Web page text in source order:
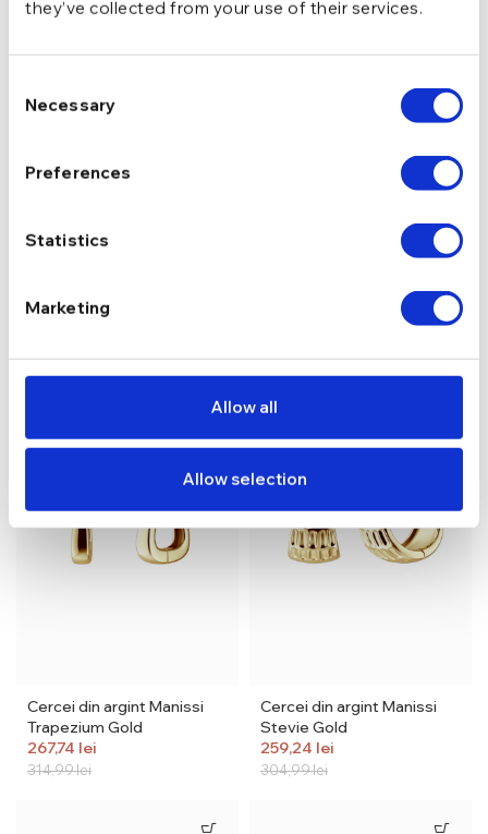
they’ve collected from your use of their services.
Selection
Necessary
Preferences
Statistics
Marketing
Allow all
Allow selection
293,24lei
Cercei din argint Manissi
Cercei din argint Manissi
Trapezium Gold
314,99lei
267,74 lei
Cercei din argint Manissi
Stevie Gold
304,99lei
259,24 lei